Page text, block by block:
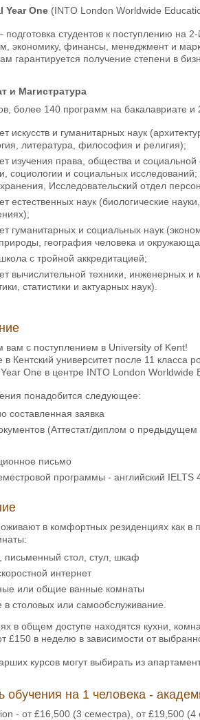
Year One (INTO London Worldwide
подготовка студентов к поступлению на
экономику, финансы, менеджмент и
гарантируется получение степени в
и Магистратура
более 140 программ на бакалавриате и
искусств и гуманитарных наук
литература, философия и религия);
изучения права, общества и
социологии и социальных
Исследовательский отдел
естественных наук (биологические
гуманитарных и социальных наук
география человека и
с тройной аккредитацией;
вычислительной техники, инженерных
статистики и актуарных наук).
с поступлением в University of Kent!
в Кентский университет после 11
One в центре INTO London Worldwide
понадобится следующее:
составленная заявка
(Аттестат/диплом о
письмо
программы - английский IELTS
в комфортных резиденциях как в
письменный стол, стул, шкаф
интернет
или общие ванные комнаты
в столовых или самообслуживание.
в общем доступе находятся кухни,
£150 в неделю в зависимости от
курсов могут выбирать из
обучения на 1 человека -
- от £16,500 (3 семестра), от £19,500 (4